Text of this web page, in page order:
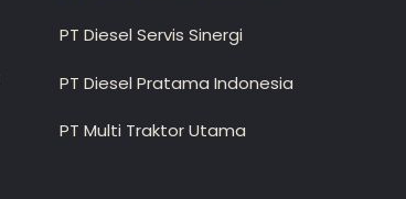
PT Diesel Servis Sinergi
PT Diesel Pratama Indonesia
PT Multi Traktor Utama